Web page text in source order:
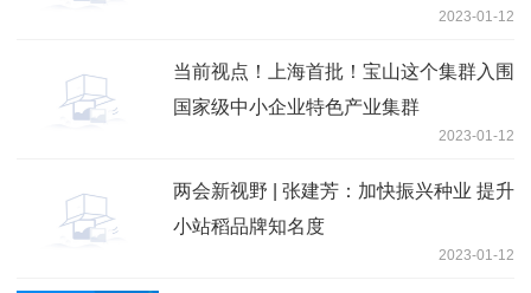
2023-01-12
当前视点！上海首批！宝山这个集群入围
国家级中小企业特色产业集群
2023-01-12
两会新视野 | 张建芳：加快振兴种业 提升
小站稻品牌知名度
2023-01-12